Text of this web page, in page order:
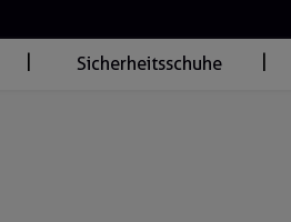
Sicherheitsschuhe